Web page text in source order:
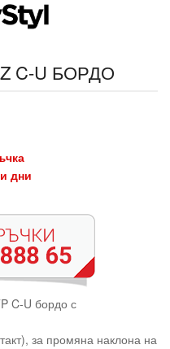
C-U БОРДО
дни
C-U бордо с
за промяна наклона на